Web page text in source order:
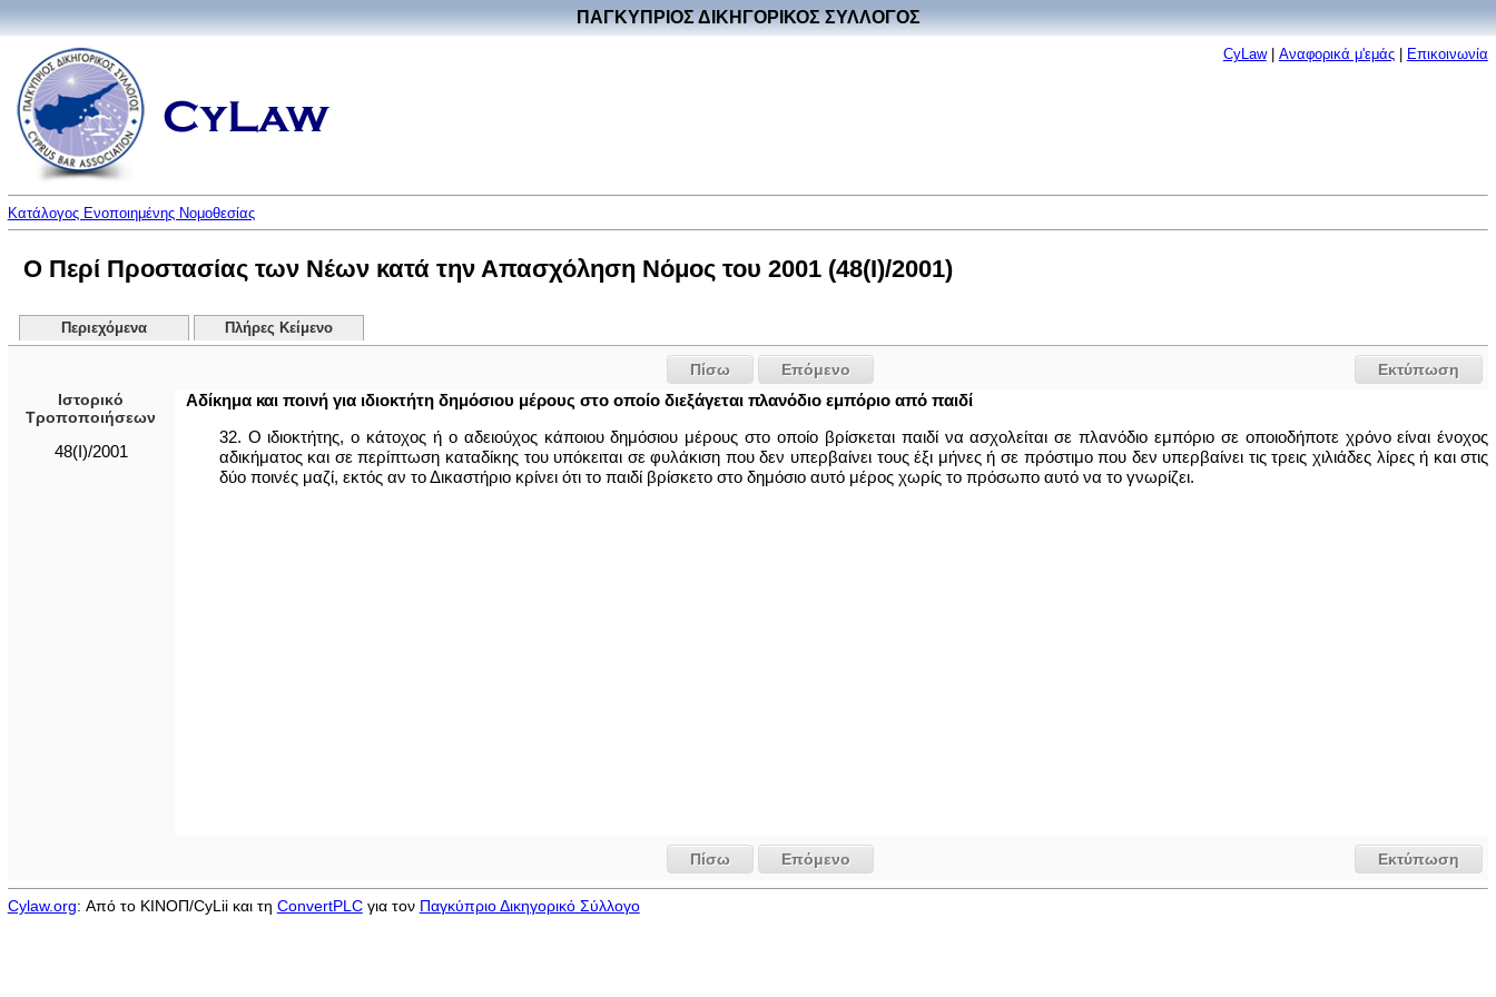
ΠΑΓΚΥΠΡΙΟΣ ΔΙΚΗΓΟΡΙΚΟΣ ΣΥΛΛΟΓΟΣ
CyLaw| Αναφορικά μ'εμάς| Επικοινωνία
Κατάλογος Ενοποιημένης Νομοθεσίας
Ο Περί Προστασίας των Νέων κατά την Απασχόληση Νόμος του 2001 (48(I)/2001)
Περιεχόμενα Πλήρες Κείμενο
Εκτύπωση
Πίσω
Επόμενο
Ιστορικό
Τροποποιήσεων
48(I)/2001
Αδίκημα και ποινή για ιδιοκτήτη δημόσιου μέρους στο οποίο διεξάγεται πλανόδιο εμπόριο από παιδί
32. Ο ιδιοκτήτης, ο κάτοχος ή ο αδειούχος κάποιου δημόσιου μέρους στο οποίο βρίσκεται παιδί να ασχολείται σε πλανόδιο εμπόριο σε οποιοδήποτε χρόνο είναι ένοχος
αδικήματος και σε περίπτωση καταδίκης του υπόκειται σε φυλάκιση που δεν υπερβαίνει τους έξι μήνες ή σε πρόστιμο που δεν υπερβαίνει τις τρεις χιλιάδες λίρες ή και στις
δύο ποινές μαζί, εκτός αν το Δικαστήριο κρίνει ότι το παιδί βρίσκετο στο δημόσιο αυτό μέρος χωρίς το πρόσωπο αυτό να το γνωρίζει.
Εκτύπωση
Πίσω Επόμενο
Cylaw.org: Από το ΚΙΝOΠ/CyLii και τη ConvertPLCγια τον Παγκύπριο Δικηγορικό Σύλλογο